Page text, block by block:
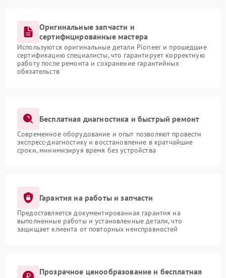
Оригинальные запчасти и
сертифицированные мастера
Используются оригинальные детали Pioneer и прошедшие
сертификацию специалисты, что гарантирует корректную
работу после ремонта и сохранение гарантийных
обязательств
Бесплатная диагностика и быстрый ремонт
Современное оборудование и опыт позволяют провести
экспресс-диагностику и восстановление в кратчайшие
сроки, минимизируя время без устройства
Гарантия на работы и запчасти
Предоставляется документированная гарантия на
выполненные работы и установленные детали, что
защищает клиента от повторных неисправностей
Прозрачное ценообразование и бесплатная